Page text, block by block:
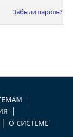
Забыли пароль?
О СИСТЕМЕ